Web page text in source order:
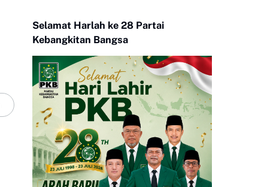
Selamat Harlah ke 28 Partai
Kebangkitan Bangsa